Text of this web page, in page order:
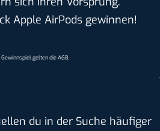
Apple AirPods gewinnen!
Gewinnspiel gelten dieAGB.
du in der Suche häufiger